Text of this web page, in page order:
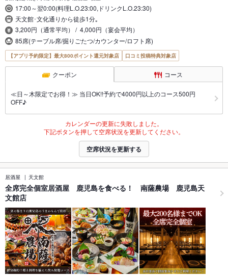
17:00～翌0:00(料理L.O.23:00,ドリンクL.O.23:30)
天文館･文化通りから徒歩1分｡
3,200円（通常平均） / 4,000円（宴会平均）
85席(テーブル席/掘りごたつ/カウンター/ロフト席)
【アプリ予約限定】最大800ポイント還元対象店 口コミ投稿特典対象店
クーポン コース
≪日～木限定でお得！≫ 当日OK!!予約で4000円以上のコース500円
OFF♪
カレンダーの更新に失敗しました。
下記ボタンを押して空席状況を更新してください。
空席状況を更新する
居酒屋 天文館
全席完全個室居酒屋 鹿児島を食べる！ 南薩農場 鹿児島天
文館店